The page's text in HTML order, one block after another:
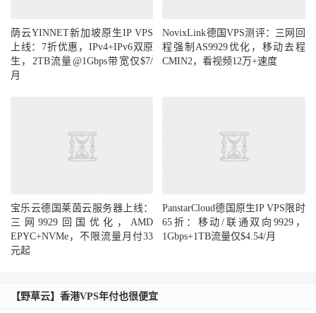
荫云YINNET新加坡原生IP VPS
上线：7折优惠，IPv4+IPv6双原
生，2TB流量@1Gbps带宽仅$7/
月
NovixLink德国VPS测评：三网回
程强制AS9929优化，移动去程
CMIN2，看视频12万+速度
宝乐云德国莱茵云服务器上线：
三网9929回国优化，AMD
EPYC+NVMe，不限流量月付33
元起
PanstarCloud德国原生IP VPS限时
65折：移动/联通双向9929，
1Gbps+1TB流量仅$4.54/月
【野草云】香港VPS年付也很便宜